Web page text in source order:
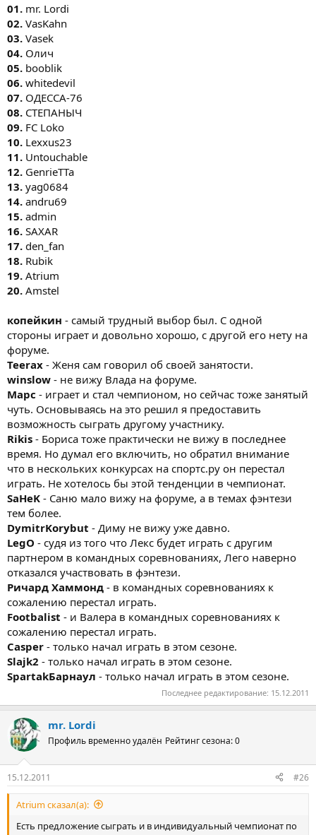
01. mr. Lordi
02. VasKahn
03. Vasek
04. Олич
05. booblik
06. whitedevil
07. ОДЕССА-76
08. СТЕПАНЫЧ
09. FC Loko
10. Lexxus23
11. Untouchable
12. GenrieTTa
13. yag0684
14. andru69
15. admin
16. SAXAR
17. den_fan
18. Rubik
19. Atrium
20. Amstel
копейкин - самый трудный выбор был. С одной
стороны играет и довольно хорошо, с другой его нету на
форуме.
Teerax - Женя сам говорил об своей занятости.
winslow - не вижу Влада на форуме.
Марс - играет и стал чемпионом, но сейчас тоже занятый
чуть. Основываясь на это решил я предоставить
возможность сыграть другому участнику.
Rikis - Бориса тоже практически не вижу в последнее
время. Но думал его включить, но обратил внимание
что в нескольких конкурсах на спортс.ру он перестал
играть. Не хотелось бы этой тенденции в чемпионат.
SaHeK - Саню мало вижу на форуме, а в темах фэнтези
тем более.
DymitrKorybut - Диму не вижу уже давно.
LegO - судя из того что Лекс будет играть с другим
партнером в командных соревнованиях, Лего наверно
отказался участвовать в фэнтези.
Ричард Хаммонд - в командных соревнованиях к
сожалению перестал играть.
Footbalist - и Валера в командных соревнованиях к
сожалению перестал играть.
Casper - только начал играть в этом сезоне.
Slajk2 - только начал играть в этом сезоне.
SpartakБарнаул - только начал играть в этом сезоне.
Последнее редактирование: 15.12.2011
mr. Lordi
Профиль временно удалён Рейтинг сезона: 0
15.12.2011 #26
Atrium сказал(а):
Есть предложение сыграть и в индивидуальный чемпионат по